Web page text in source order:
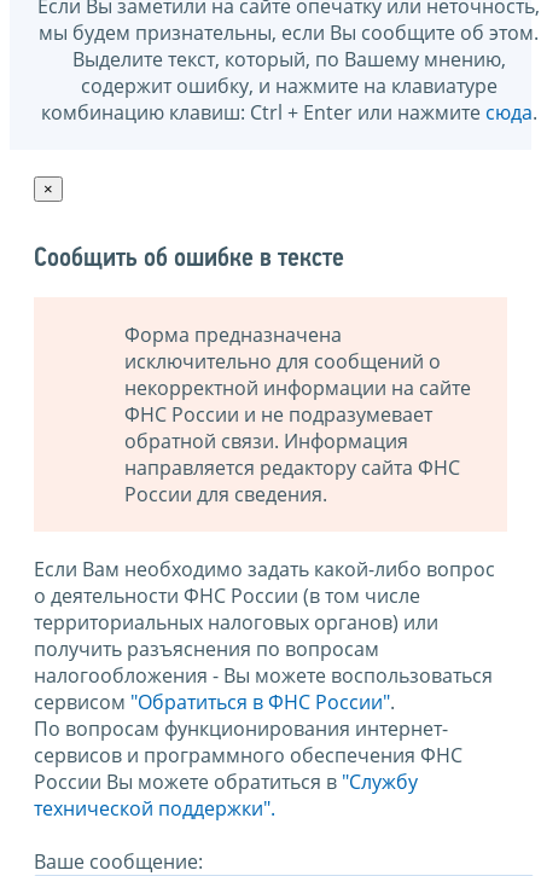
Если Вы заметили на сайте опечатку или неточность,
мы будем признательны, если Вы сообщите об этом.
Выделите текст, который, по Вашему мнению,
содержит ошибку, и нажмите на клавиатуре
комбинацию клавиш: Ctrl + Enter или нажмите сюда.
×
Сообщить об ошибке в тексте
Форма предназначена
исключительно для сообщений о
некорректной информации на сайте
ФНС России и не подразумевает
обратной связи. Информация
направляется редактору сайта ФНС
России для сведения.
Если Вам необходимо задать какой-либо вопрос
о деятельности ФНС России (в том числе
территориальных налоговых органов) или
получить разъяснения по вопросам
налогообложения - Вы можете воспользоваться
сервисом "Обратиться в ФНС России".
По вопросам функционирования интернет-
сервисов и программного обеспечения ФНС
России Вы можете обратиться в "Службу
технической поддержки".
Ваше сообщение: